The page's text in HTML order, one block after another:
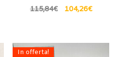
115,84€ 104,26€
In offerta!